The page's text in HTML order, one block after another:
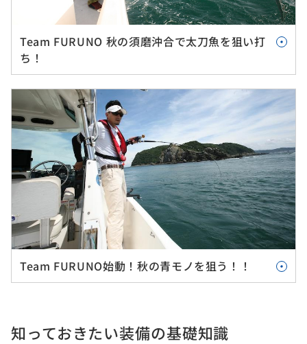
Team FURUNO 秋の須磨沖合で太刀魚を狙い打
ち！
Team FURUNO始動！秋の青モノを狙う！！
知っておきたい装備の基礎知識